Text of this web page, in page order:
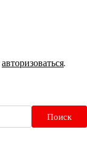
авторизоваться.
Поиск